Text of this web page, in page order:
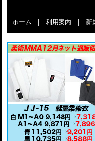
ホーム 利用案内 新